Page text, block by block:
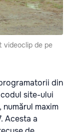
videoclip de pe
din
site-ului
maxim
Acesta a